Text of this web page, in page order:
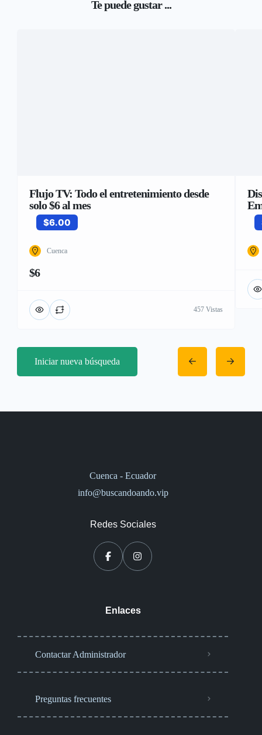
Te puede gustar ...
Flujo TV: Todo el entretenimiento desde
solo $6 al mes
$6.00
Cuenca
$6
457 Vistas
Iniciar nueva búsqueda
Cuenca - Ecuador
info@buscandoando.vip
Redes Sociales
Enlaces
Contactar Administrador
Preguntas frecuentes